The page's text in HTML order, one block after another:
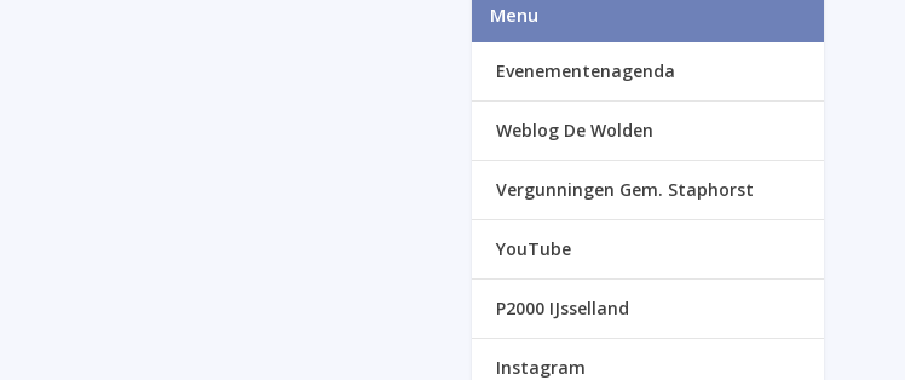
Menu
Evenementenagenda
Weblog De Wolden
Vergunningen Gem. Staphorst
YouTube
P2000 IJsselland
Instagram